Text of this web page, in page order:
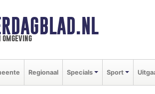
Regionaal Specials Sport